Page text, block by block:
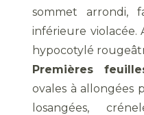
sommet arrondi,
inférieure violacée.
hypocotylé
Premières
ovales à allongées
losangées,